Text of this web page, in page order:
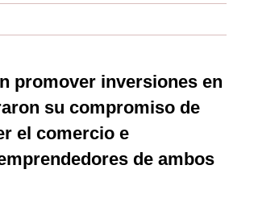
promover inversiones en
su compromiso de
el comercio e
de ambos